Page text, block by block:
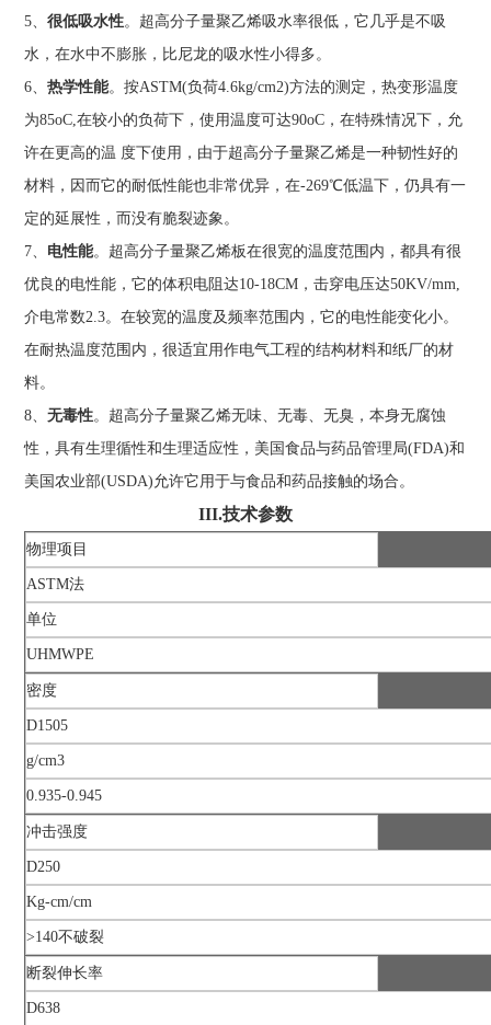
5、很低吸水性。超高分子量聚乙烯吸水率很低，它几乎是不吸
水，在水中不膨胀，比尼龙的吸水性小得多。
6、热学性能。按ASTM(负荷4.6kg/cm2)方法的测定，热变形温度
为85oC,在较小的负荷下，使用温度可达90oC，在特殊情况下，允
许在更高的温 度下使用，由于超高分子量聚乙烯是一种韧性好的
材料，因而它的耐低性能也非常优异，在-269℃低温下，仍具有一
定的延展性，而没有脆裂迹象。
7、 电性能。超高分子量聚乙烯板在很宽的温度范围内，都具有很
优良的电性能，它的体积电阻达10-18CM，击穿电压达50KV/mm,
介电常数2.3。在较宽的温度及频率范围内，它的电性能变化小。
在耐热温度范围内，很适宜用作电气工程的结构材料和纸厂的材
料。
8、无毒性。超高分子量聚乙烯无味、无毒、无臭，本身无腐蚀
性，具有生理循性和生理适应性，美国食品与药品管理局(FDA)和
美国农业部(USDA)允许它用于与食品和药品接触的场合。
III.技术参数
物理项目
ASTM法
单位
UHMWPE
密度
D1505
g/cm3
0.935-0.945
冲击强度
D250
Kg-cm/cm
>140不破裂
断裂伸长率
D638